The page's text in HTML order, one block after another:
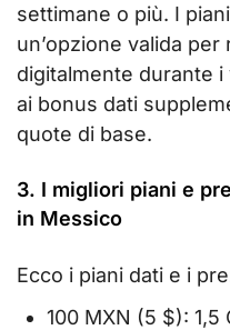
settimane o più. I
un’opzione valida
digitalmente durante
ai bonus dati
quote di base.
3. I migliori piani e
in Messico
Ecco i piani dati e i
100 MXN (5 $): 1,5